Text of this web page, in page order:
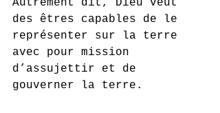
Autrement dit, Dieu veut
des êtres capables de le
représenter sur la terre
avec pour mission
d’assujettir et de
gouverner la terre.